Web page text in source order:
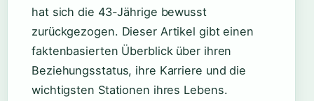
hat sich die 43-Jährige bewusst
zurückgezogen. Dieser Artikel gibt einen
faktenbasierten Überblick über ihren
Beziehungsstatus, ihre Karriere und die
wichtigsten Stationen ihres Lebens.